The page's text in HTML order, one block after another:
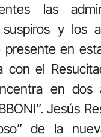
las
y los
en
con el
en dos
Jesús
de la